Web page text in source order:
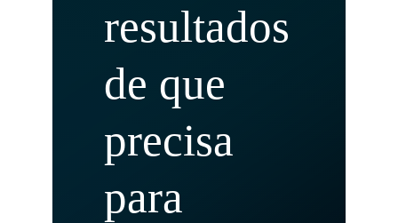
resultados
de que
precisa
para